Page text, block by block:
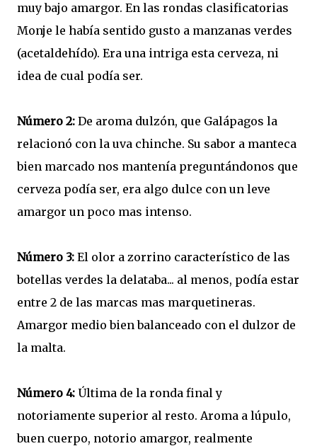
muy bajo amargor. En las rondas clasificatorias
Monje le había sentido gusto a manzanas verdes
(acetaldehído). Era una intriga esta cerveza, ni
idea de cual podía ser.
Número 2: De aroma dulzón, que Galápagos la
relacionó con la uva chinche. Su sabor a manteca
bien marcado nos mantenía preguntándonos que
cerveza podía ser, era algo dulce con un leve
amargor un poco mas intenso.
Número 3: El olor a zorrino característico de las
botellas verdes la delataba... al menos, podía estar
entre 2 de las marcas mas marquetineras.
Amargor medio bien balanceado con el dulzor de
la malta.
Número 4: Última de la ronda final y
notoriamente superior al resto. Aroma a lúpulo,
buen cuerpo, notorio amargor, realmente